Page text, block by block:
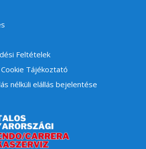
Feltételek
Tájékoztató
nélküli elállás bejelentése